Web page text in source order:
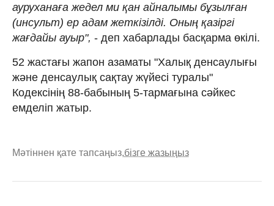
ауруханаға жедел ми қан айналымы бұзылған
(инсульт) ер адам жеткізілді. Оның қазіргі
жағдайы ауыр", - деп хабарлады басқарма өкілі.
52 жастағы жапон азаматы "Халық денсаулығы
және денсаулық сақтау жүйесі туралы"
Кодексінің 88-бабының 5-тармағына сәйкес
емделіп жатыр.
Мәтіннен қате тапсаңыз,бізге жазыңыз